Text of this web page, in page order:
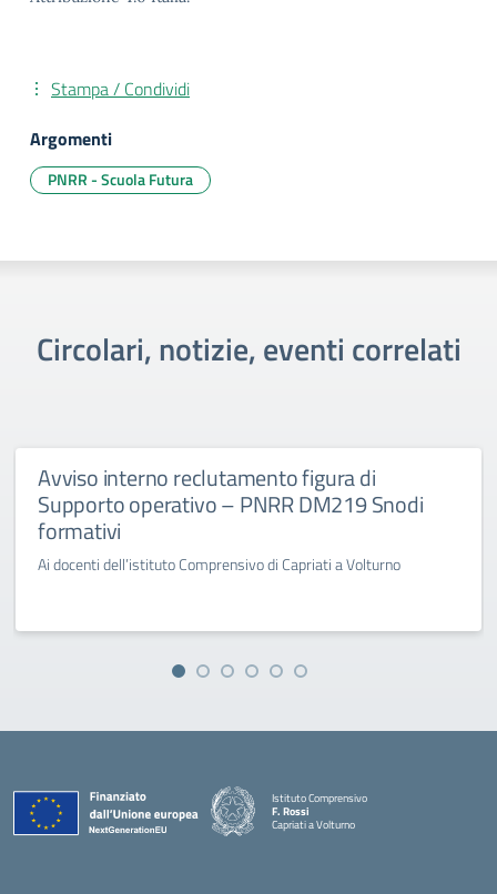
Stampa / Condividi
Argomenti
PNRR - Scuola Futura
Circolari, notizie, eventi correlati
Avviso interno reclutamento figura di
Supporto operativo – PNRR DM219 Snodi
formativi
Ai docenti dell’istituto Comprensivo di Capriati a Volturno
Istituto Comprensivo
F. Rossi
Capriati a Volturno
— Visita la pagina iniziale della scuola